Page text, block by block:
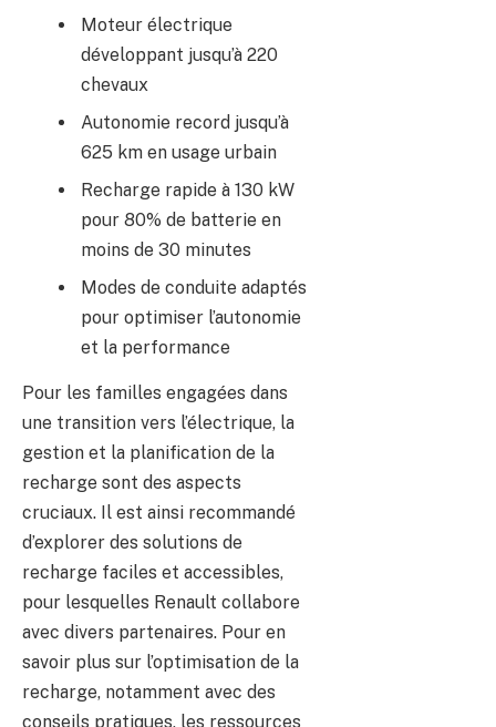
Moteur électrique
développant jusqu’à 220
chevaux
Autonomie record jusqu’à
625 km en usage urbain
Recharge rapide à 130 kW
pour 80% de batterie en
moins de 30 minutes
Modes de conduite adaptés
pour optimiser l’autonomie
et la performance
Pour les familles engagées dans
une transition vers l’électrique, la
gestion et la planification de la
recharge sont des aspects
cruciaux. Il est ainsi recommandé
d’explorer des solutions de
recharge faciles et accessibles,
pour lesquelles Renault collabore
avec divers partenaires. Pour en
savoir plus sur l’optimisation de la
recharge, notamment avec des
conseils pratiques, les ressources